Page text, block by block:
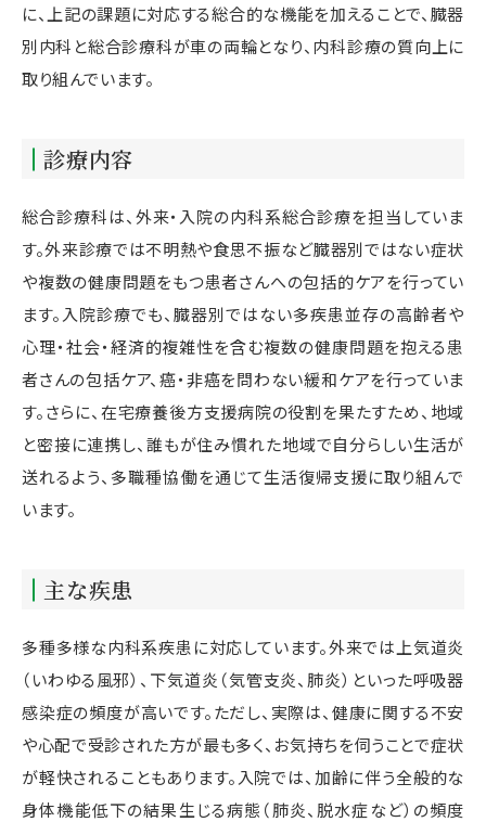
に、上記の課題に対応する総合的な機能を加えることで、臓器
別内科と総合診療科が車の両輪となり、内科診療の質向上に
取り組んでいます。
診療内容
総合診療科は、外来・入院の内科系総合診療を担当していま
す。外来診療では不明熱や食思不振など臓器別ではない症状
や複数の健康問題をもつ患者さんへの包括的ケアを行ってい
ます。入院診療でも、臓器別ではない多疾患並存の高齢者や
心理・社会・経済的複雑性を含む複数の健康問題を抱える患
者さんの包括ケア、癌・非癌を問わない緩和ケアを行っていま
す。さらに、在宅療養後方支援病院の役割を果たすため、地域
と密接に連携し、誰もが住み慣れた地域で自分らしい生活が
送れるよう、多職種協働を通じて生活復帰支援に取り組んで
います。
主な疾患
多種多様な内科系疾患に対応しています。外来では上気道炎
（いわゆる風邪）、下気道炎（気管支炎、肺炎）といった呼吸器
感染症の頻度が高いです。ただし、実際は、健康に関する不安
や心配で受診された方が最も多く、お気持ちを伺うことで症状
が軽快されることもあります。入院では、加齢に伴う全般的な
身体機能低下の結果生じる病態（肺炎、脱水症など）の頻度